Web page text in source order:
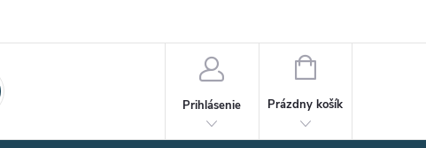
Prihlásenie
NÁKUPNÝ
Prázdny košík